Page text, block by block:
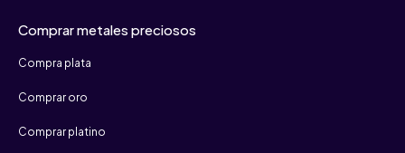
Comprar metales preciosos
Compra plata
Comprar oro
Comprar platino